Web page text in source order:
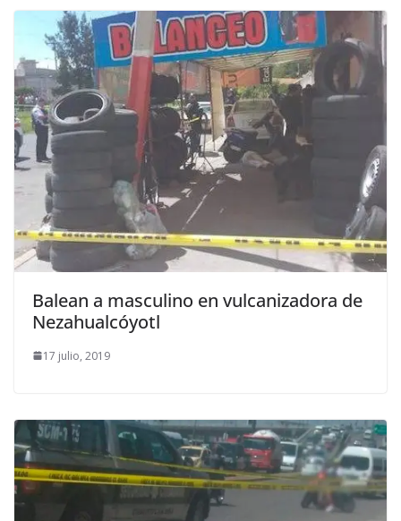
Balean a masculino en vulcanizadora de
Nezahualcóyotl
17 julio, 2019